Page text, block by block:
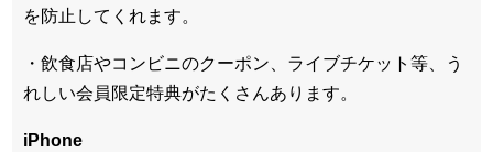
を防止してくれます。
・飲食店やコンビニのクーポン、ライブチケット等、う
れしい会員限定特典がたくさんあります。
iPhone